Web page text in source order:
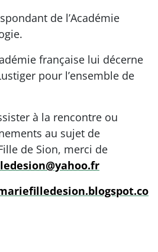
de l’Académie
française lui décerne
pour l’ensemble de
à la rencontre ou
au sujet de
de Sion, merci de